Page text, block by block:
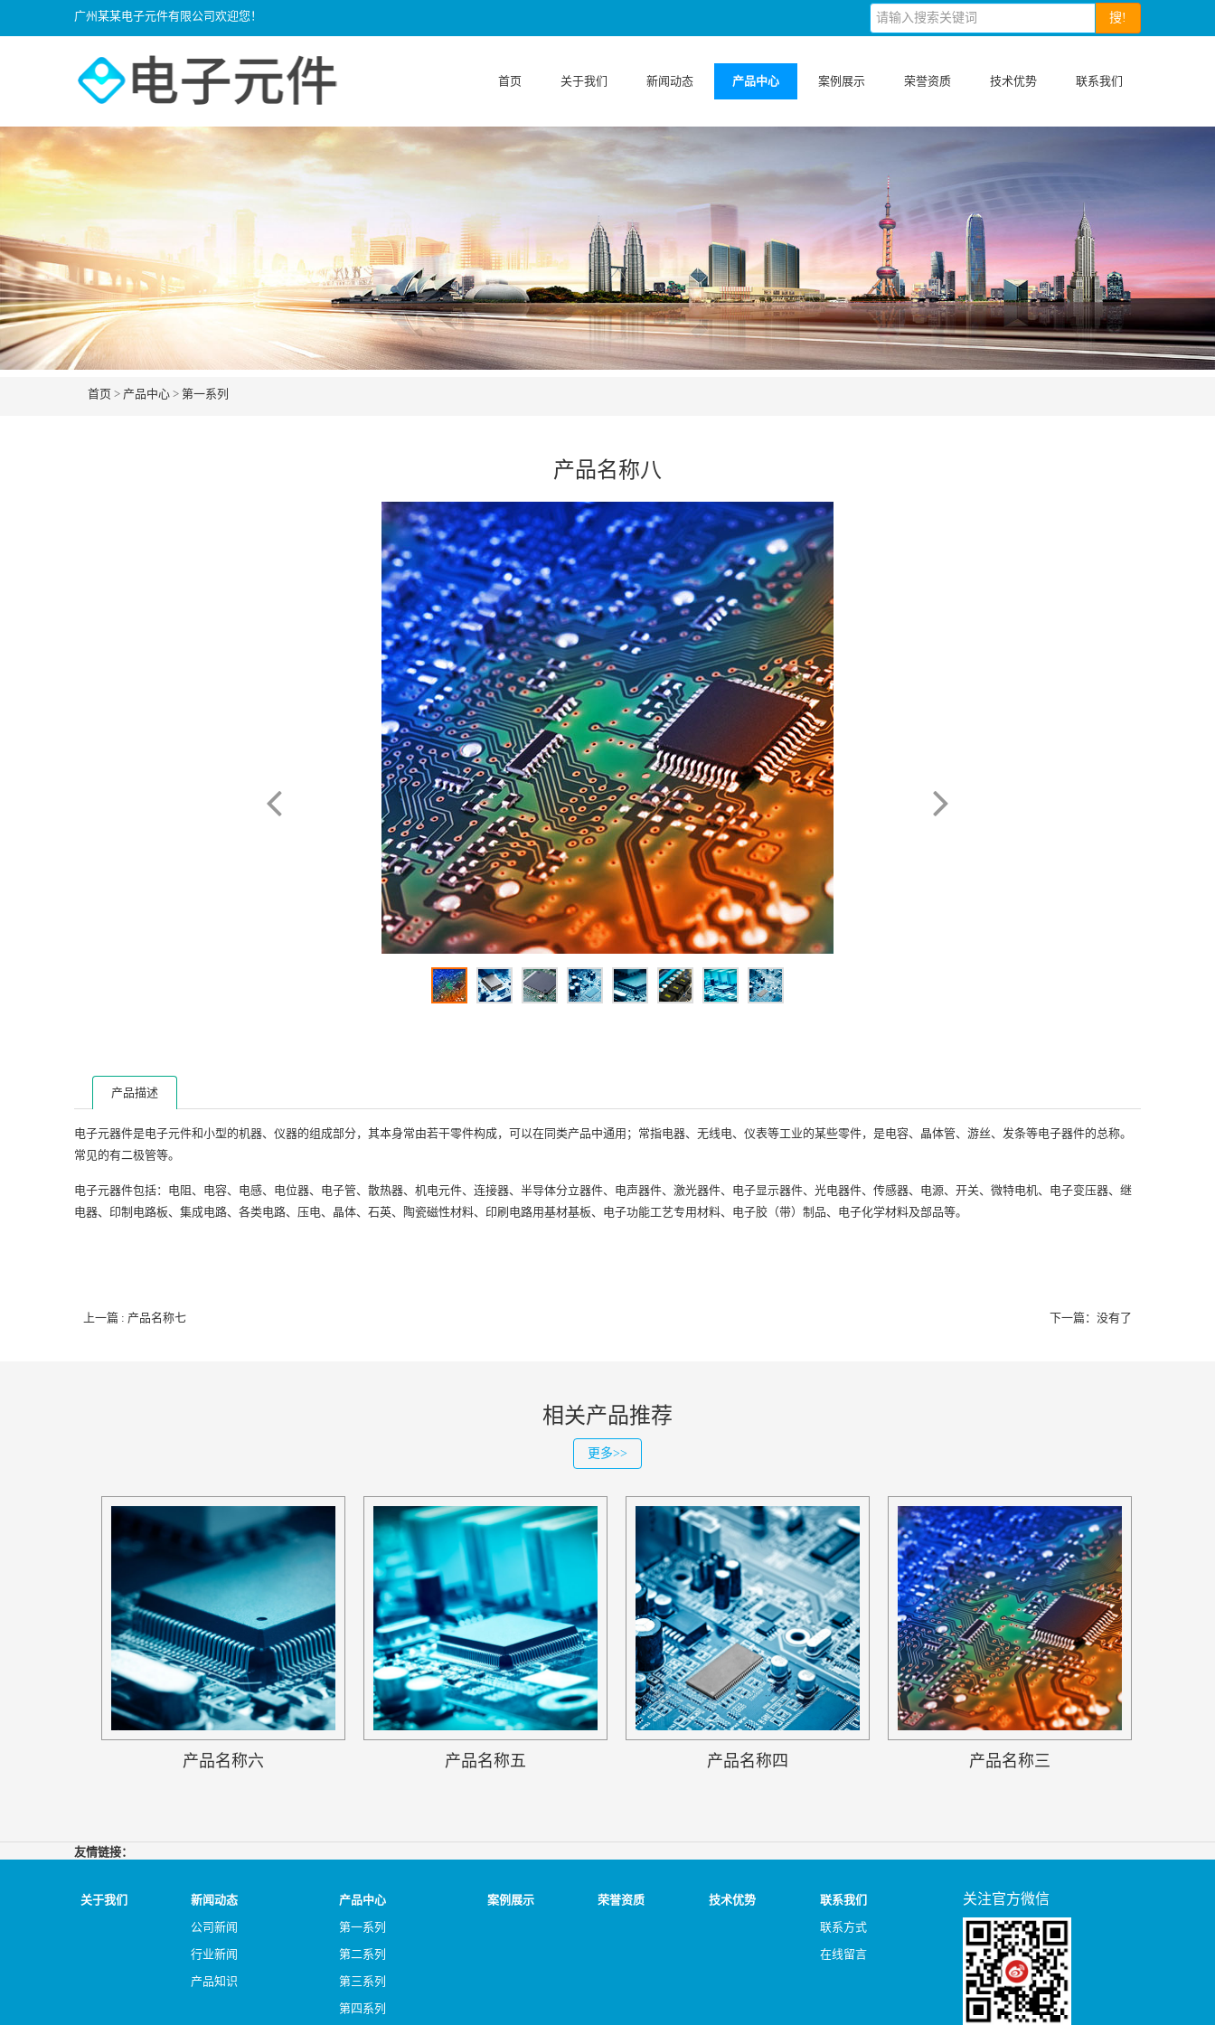
广州某某电子元件有限公司欢迎您！ 搜!
首页 关于我们 新闻动态 产品中心 案例展示 荣誉资质 技术优势 联系我们
首页 > 产品中心 > 第一系列
产品名称八
产品描述
电子元器件是电子元件和小型的机器、仪器的组成部分，其本身常由若干零件构成，可以在同类产品中通用；常指电器、无线电、仪表等工业的某些零件，是电容、晶体管、游丝、发条等电子器件的总称。
常见的有二极管等。
电子元器件包括：电阻、电容、电感、电位器、电子管、散热器、机电元件、连接器、半导体分立器件、电声器件、激光器件、电子显示器件、光电器件、传感器、电源、开关、微特电机、电子变压器、继
电器、印制电路板、集成电路、各类电路、压电、晶体、石英、陶瓷磁性材料、印刷电路用基材基板、电子功能工艺专用材料、电子胶（带）制品、电子化学材料及部品等。
上一篇 : 产品名称七 下一篇：没有了
相关产品推荐
更多>>
产品名称六 产品名称五 产品名称四 产品名称三
友情链接：
关于我们
新闻动态
公司新闻
行业新闻
产品知识
产品中心
第一系列
第二系列
第三系列
第四系列
案例展示 荣誉资质 技术优势
联系我们
联系方式
在线留言
关注官方微信